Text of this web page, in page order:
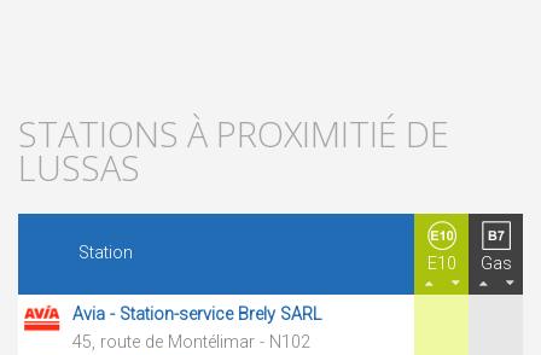
STATIONS À PROXIMITIÉ DE
LUSSAS
Station
E10 Gas
Avia - Station-service Brely SARL
45, route de Montélimar - N102